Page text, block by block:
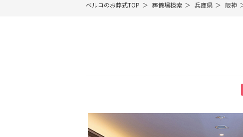
ベルコのお葬式TOP 葬儀場検索 兵庫県 阪神